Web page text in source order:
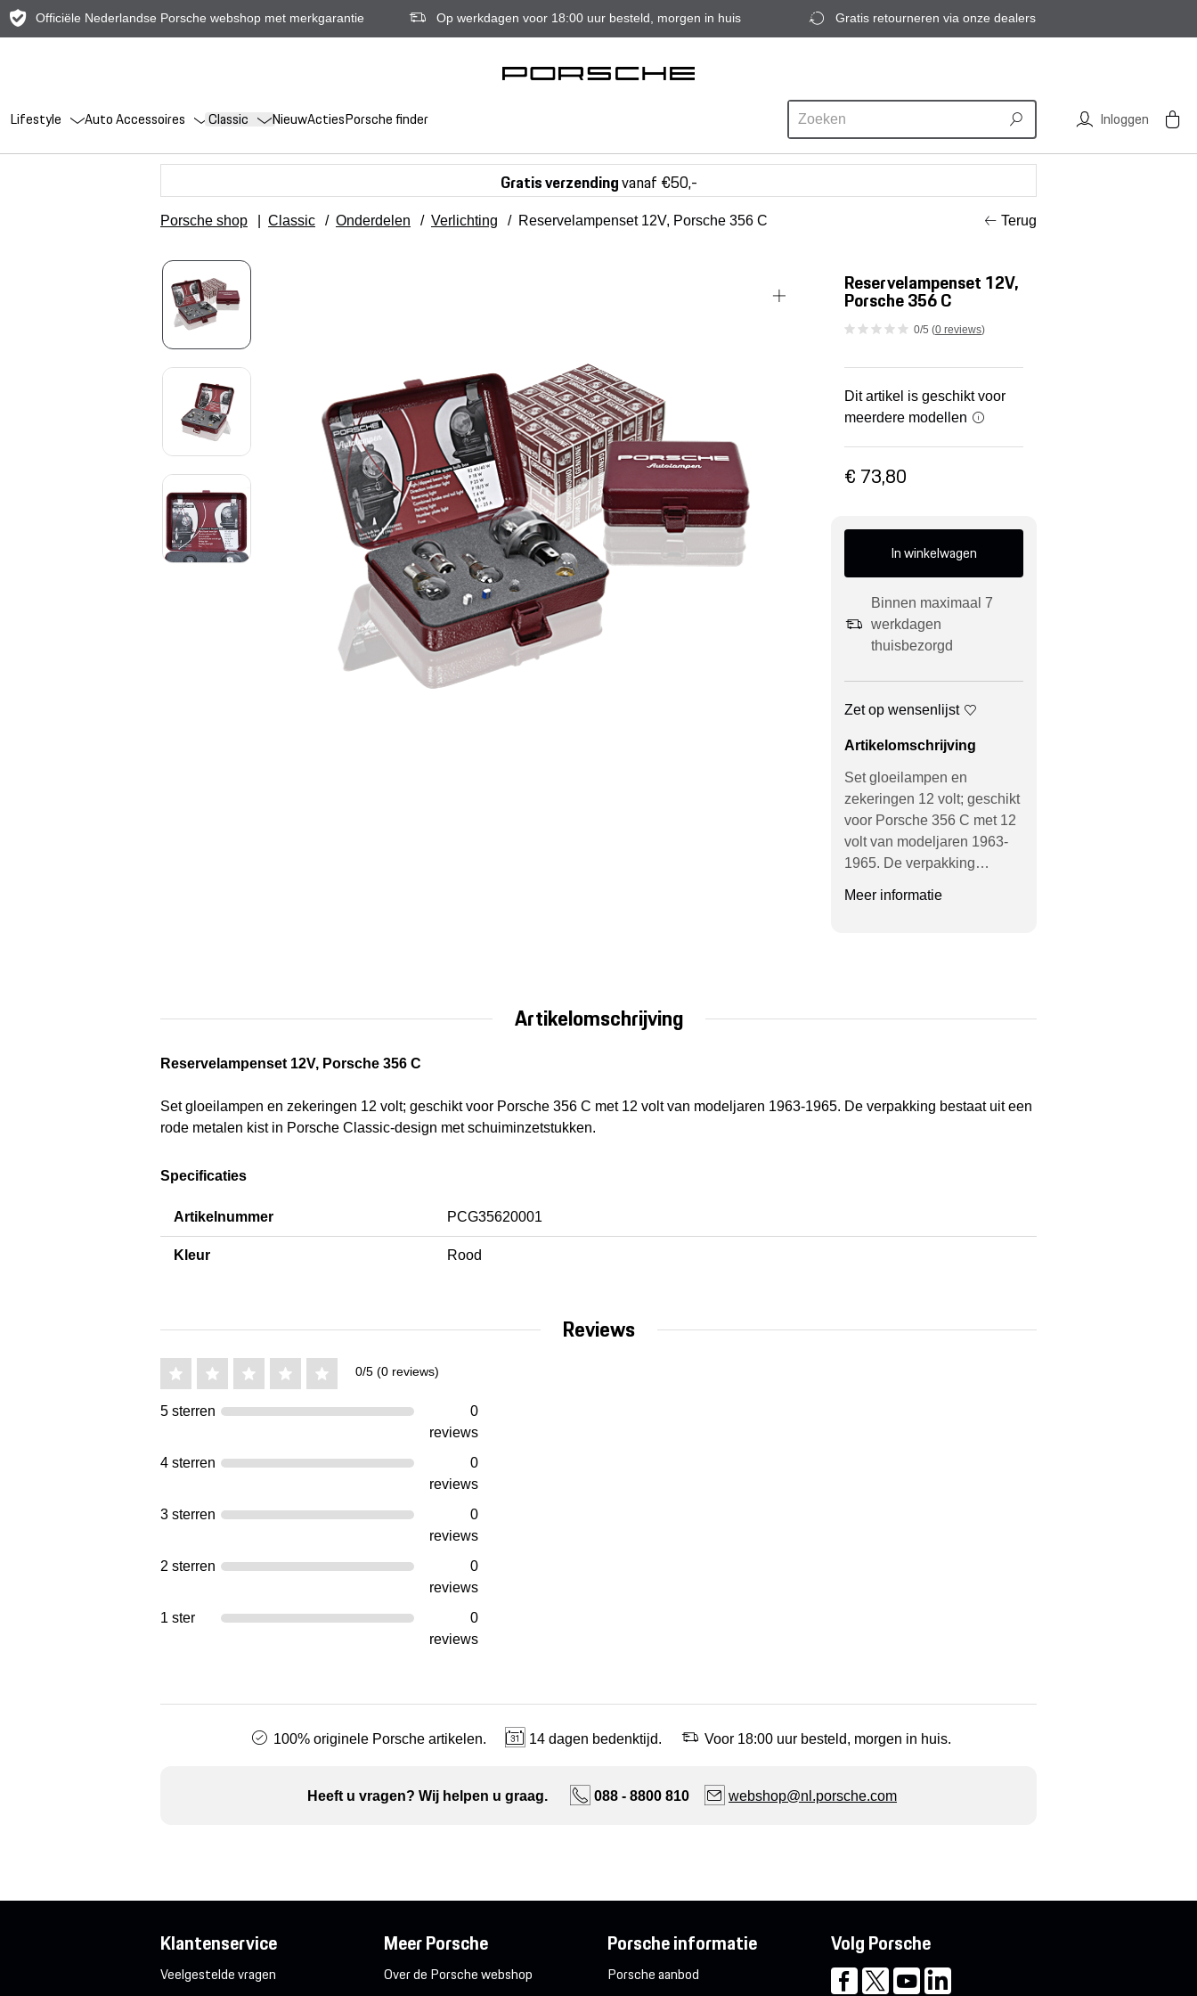
Officiële Nederlandse Porsche webshop met merkgarantie Op werkdagen voor 18:00 uur besteld, morgen in huis Gratis retourneren via onze dealers
Lifestyle Auto Accessoires Classic NieuwActiesPorsche finder Inloggen
Gratis verzendingvanaf €50,-
Porsche shop Classic / Onderdelen / Verlichting / Reservelampenset 12V, Porsche 356 C Terug
Reservelampenset 12V,
Porsche 356 C
0/5 (0 reviews)
Dit artikel is geschikt voor
meerdere modellen
€ 73,80
In winkelwagen
Binnen maximaal 7
werkdagen
thuisbezorgd
Zet op wensenlijst
Artikelomschrijving
Set gloeilampen en
zekeringen 12 volt; geschikt
voor Porsche 356 C met 12
volt van modeljaren 1963-
1965. De verpakking…
Meer informatie
Artikelomschrijving
Reservelampenset 12V, Porsche 356 C
Set gloeilampen en zekeringen 12 volt; geschikt voor Porsche 356 C met 12 volt van modeljaren 1963-1965. De verpakking bestaat ​​uit een
rode metalen kist in Porsche Classic-design met schuiminzetstukken.
Specificaties
Artikelnummer PCG35620001
Kleur Rood
Reviews
0/5 (0 reviews)
5 sterren
0
reviews
4 sterren
0
reviews
3 sterren
0
reviews
2 sterren
0
reviews
1 ster
0
reviews
100% originele Porsche artikelen. 14 dagen bedenktijd. Voor 18:00 uur besteld, morgen in huis.
Heeft u vragen? Wij helpen u graag. 088 - 8800 810 webshop@nl.porsche.com
Klantenservice
Veelgestelde vragen
Meer Porsche
Over de Porsche webshop
Porsche informatie
Porsche aanbod
Volg Porsche